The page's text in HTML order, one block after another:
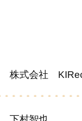
株式会社